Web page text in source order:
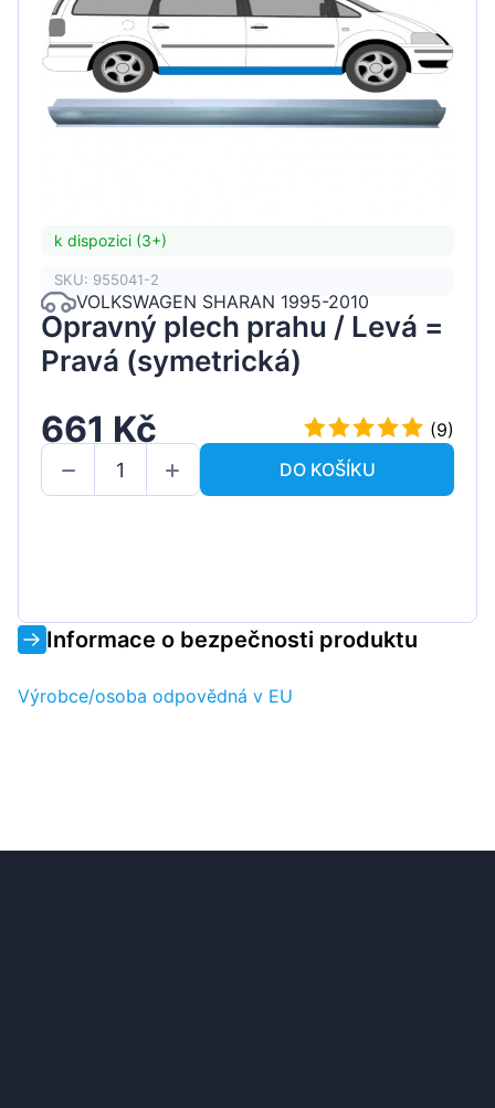
k dispozici (3+)
SKU: 955041-2
VOLKSWAGEN SHARAN 1995-2010
Opravný plech prahu / Levá =
Pravá (symetrická)
661 Kč
(9)
DO KOŠÍKU
Informace o bezpečnosti produktu
Výrobce/osoba odpovědná v EU